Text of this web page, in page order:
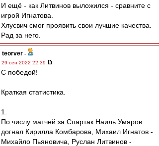
И ещё - как Литвинов выложился - сравните с
игрой Игнатова.
Хлусвич смог проявить свои лучшие качества.
Рад за него.
teorver -
29 сен 2022 22:39
С победой!
Краткая статистика.
1.
По числу матчей за Спартак Наиль Умяров
догнал Кирилла Комбарова, Михаил Игнатов -
Михайло Пьяновича, Руслан Литвинов -